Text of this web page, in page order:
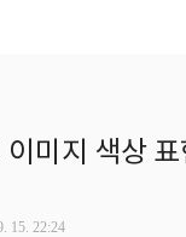
미지 색상
15. 22:24